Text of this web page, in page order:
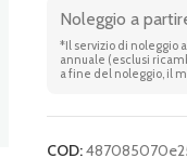
Noleggio a
*Il servizio di noleggio
annuale (esclusi
a fine del noleggio, il
COD: